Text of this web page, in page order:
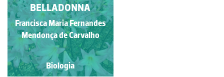
AMPELOPRASUM L.
(ALHO-BRAVO)
Francisca Maria Fernandes
Mendonça de Carvalho
Biologia
BELLADONNA
Francisca Maria Fernandes
Mendonça de Carvalho
Biologia